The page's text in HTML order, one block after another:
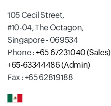
105 Cecil Street,
#10-04, The Octagon,
Singapore - 069534
Phone :+65 67231040 (Sales)
+65-63344486 (Admin)
Fax : +65 62819188